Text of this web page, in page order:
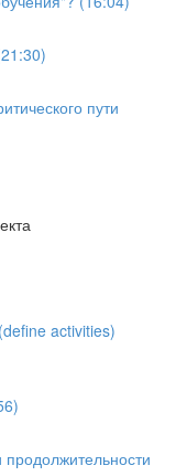
пути
activities)